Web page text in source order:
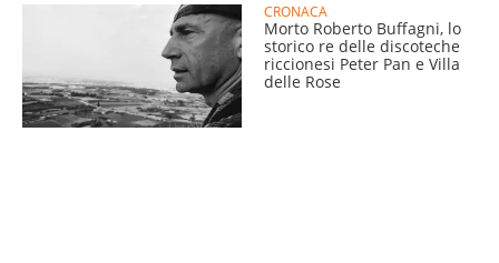
CRONACA
Morto Roberto Buffagni, lo
storico re delle discoteche
riccionesi Peter Pan e Villa
delle Rose